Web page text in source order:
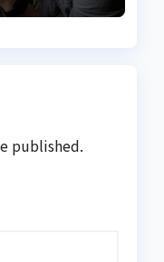
published.